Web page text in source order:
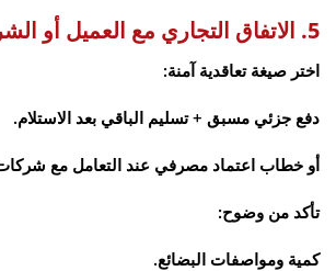
5. الاتفاق التجاري مع العميل أو الشريك العراقي
اختر صيغة تعاقدية آمنة:
دفع جزئي مسبق + تسليم الباقي بعد الاستلام.
أو خطاب اعتماد مصرفي عند التعامل مع
تأكد من وضوح:
كمية ومواصفات البضائع.